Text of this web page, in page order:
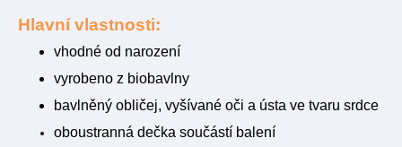
Hlavní vlastnosti:
vhodné od narození
vyrobeno z biobavlny
bavlněný obličej, vyšívané oči a ústa ve tvaru srdce
oboustranná dečka součástí balení